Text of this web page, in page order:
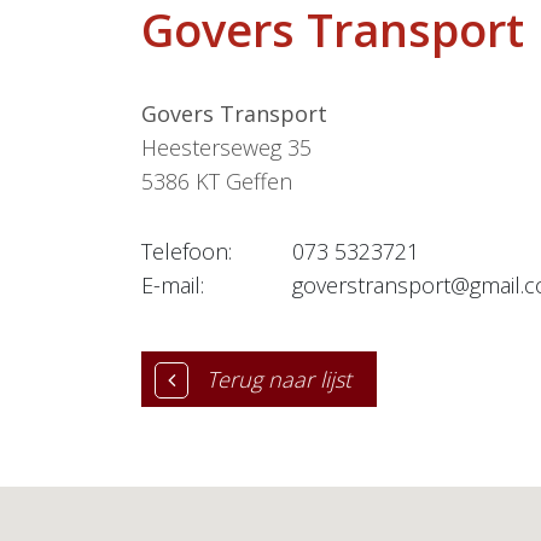
Govers Transport
Govers Transport
Heesterseweg 35
5386 KT Geffen
Telefoon:
073 5323721
E-mail:
Terug naar lijst